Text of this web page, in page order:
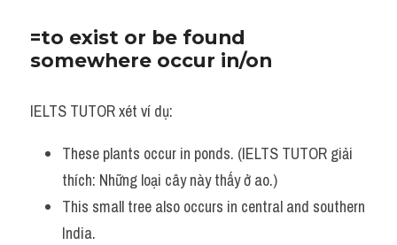
=to exist or be found
somewhere occur in/on
IELTS TUTOR xét ví dụ:
These plants occur in ponds. (IELTS TUTOR giải
thích: Những loại cây này thấy ở ao.)
This small tree also occurs in central and southern
India.